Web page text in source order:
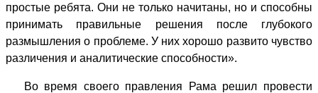
простые ребята. Они не только начитаны, но и способны
принимать правильные решения после глубокого
размышления о проблеме. У них хорошо развито чувство
различения и аналитические способности».
Во время своего правления Рама решил провести